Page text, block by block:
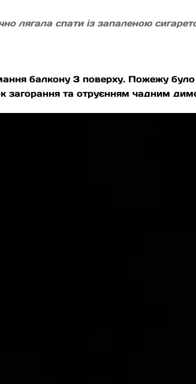
лягала спати із запаленою
балкону 3 поверху. Пожежу
загорання та отруєнням чадним